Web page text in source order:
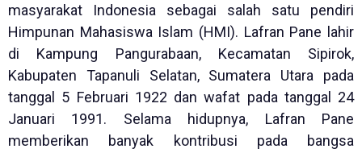
masyarakat Indonesia sebagai salah satu pendiri
Himpunan Mahasiswa Islam (HMI). Lafran Pane lahir
di Kampung Pangurabaan, Kecamatan Sipirok,
Kabupaten Tapanuli Selatan, Sumatera Utara pada
tanggal 5 Februari 1922 dan wafat pada tanggal 24
Januari 1991. Selama hidupnya, Lafran Pane
memberikan banyak kontribusi pada bangsa